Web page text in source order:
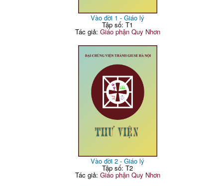
Vào đời 1 - Giáo lý
Tập số: T1
Tác giả: Giáo phận Quy Nhơn
Vào đời 2 - Giáo lý
Tập số: T2
Tác giả: Giáo phận Quy Nhơn